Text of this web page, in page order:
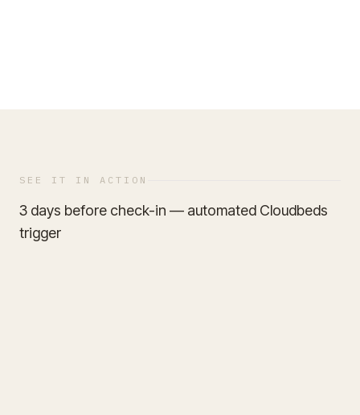
SEE IT IN ACTION
3 days before check-in — automated Cloudbeds
trigger